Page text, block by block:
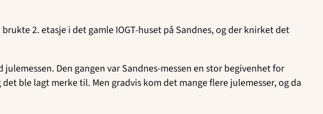
2. etasje i det gamle IOGT-huset på Sandnes, og der knirket det
Den gangen var Sandnes-messen en stor begivenhet for
ble lagt merke til. Men gradvis kom det mange flere julemesser, og da